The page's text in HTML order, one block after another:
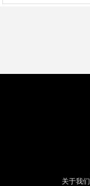
关于我们